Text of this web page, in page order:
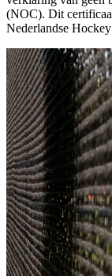
(NOC). Dit
Nederlandse